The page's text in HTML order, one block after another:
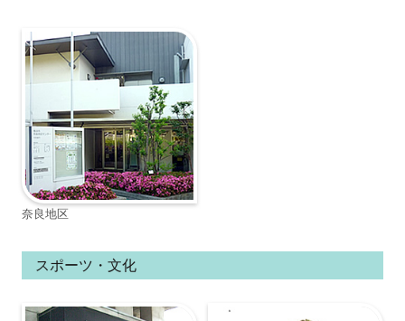
奈良地区
スポーツ・文化